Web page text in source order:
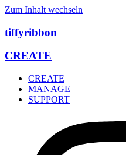
Zum Inhalt wechseln
tiffyribbon
CREATE
CREATE
MANAGE
SUPPORT